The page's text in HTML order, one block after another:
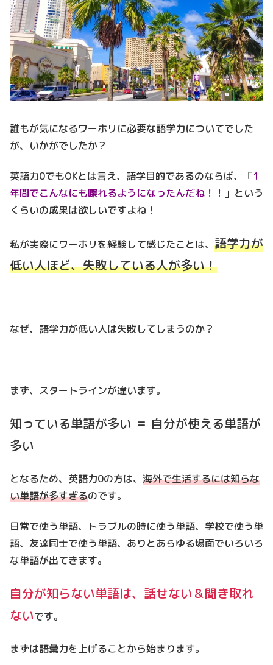
誰もが気になるワーホリに必要な語学力についてでした
が、いかがでしたか？
英語力0でもOKとは言え、語学目的であるのならば、「1
年間でこんなにも喋れるようになったんだね！！ 」という
くらいの成果は欲しいですよね！
私が実際にワーホリを経験して感じたことは、 語学力が
低い人ほど、失敗している人が多い！
なぜ、語学力が低い人は失敗してしまうのか？
まず、スタートラインが違います。
知っている単語が多い ＝ 自分が使える単語が
多い
となるため、英語力0の方は、 海外で生活するには知らな
い単語が多すぎるのです。
日常で使う単語、トラブルの時に使う単語、学校で使う単
語、友達同士で使う単語、ありとあらゆる場面でいろいろ
な単語が出てきます。
自分が知らない単語は、話せない＆聞き取れ
ないです。
まずは語彙力を上げることから始まります。